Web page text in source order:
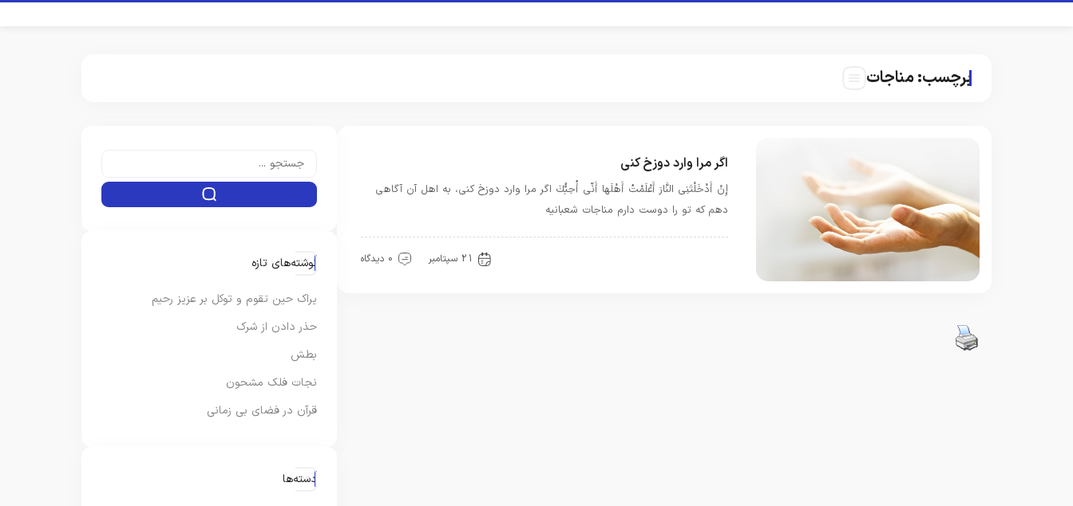
برچسب:مناجات
اگر مرا وارد دوزخ کنی
إِنْ أَدْخَلْتَنِى النَّارَ أَعْلَمْتُ أَهْلَها أَنِّى أُحِبُّكَ اگر مرا وارد دوزخ کنی، به اهل آن آگاهی
دهم که تو را دوست دارم مناجات شعبانیه
21 سپتامبر 0 دیدگاه نوشته‌های تازه
یراک حین تقوم و توکل بر عزیز رحیم
حذر دادن از شرک
بطش
نجات فلک مشحون
قرآن در فضای بی زمانی
دسته‌ها